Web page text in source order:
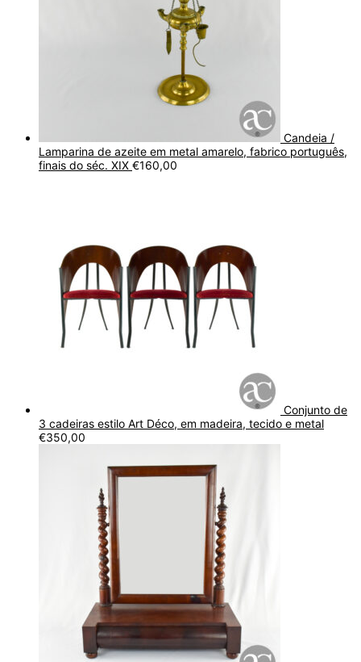
Candeia /
Lamparina de azeite em metal amarelo, fabrico português,
finais do séc. XIX €160,00
Conjunto de
3 cadeiras estilo Art Déco, em madeira, tecido e metal
€350,00